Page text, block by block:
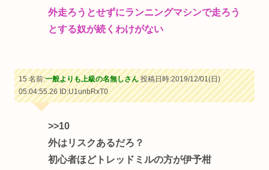
外走ろうとせずにランニングマシンで走ろう
とする奴が続くわけがない
15 名前:一般よりも上級の名無しさん投稿日時:2019/12/01(日)
05:04:55.26ID:U1unbRxT0
>>10
外はリスクあるだろ？
初心者ほどトレッドミルの方が伊予柑